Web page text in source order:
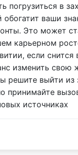
погрузиться в
обогатит ваши
Это может
карьерном
если снится
изменить свою
решите выйти из
принимайте
источниках